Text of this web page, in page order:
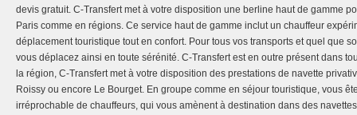
devis gratuit. C-Transfert met à votre disposition une berline haut de gamme
Paris comme en régions. Ce service haut de gamme inclut un chauffeur
déplacement touristique tout en confort. Pour tous vos transports et quel que
vous déplacez ainsi en toute sérénité. C-Transfert est en outre présent dans
la région, C-Transfert met à votre disposition des prestations de navette
Roissy ou encore Le Bourget. En groupe comme en séjour touristique, vous
irréprochable de chauffeurs, qui vous amènent à destination dans des